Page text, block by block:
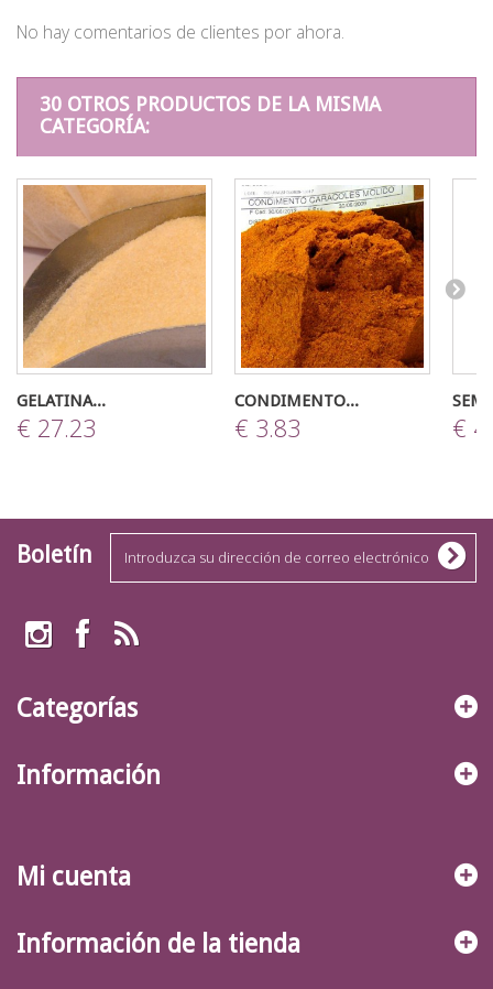
No hay comentarios de clientes por ahora.
30 OTROS PRODUCTOS DE LA MISMA
CATEGORÍA:
GELATINA...
€ 27.23
CONDIMENTO...
€ 3.83 €
Boletín
Categorías
Información
Mi cuenta
Información de la tienda